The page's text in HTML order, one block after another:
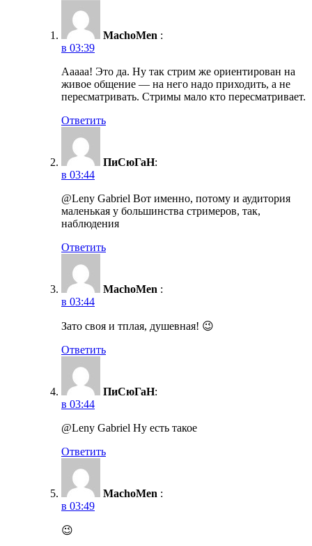
MachoMen :
в 03:39
Ааааа! Это да. Ну так стрим же ориентирован на
живое общение — на него надо приходить, а не
пересматривать. Стримы мало кто пересматривает.
Ответить
ПиСюГаН:
в 03:44
@Leny Gabriel Вот именно, потому и аудитория
маленькая у большинства стримеров, так,
наблюдения
Ответить
MachoMen :
в 03:44
Зато своя и тплая, душевная! 😉
Ответить
ПиСюГаН:
в 03:44
@Leny Gabriel Ну есть такое
Ответить
MachoMen :
в 03:49
😉